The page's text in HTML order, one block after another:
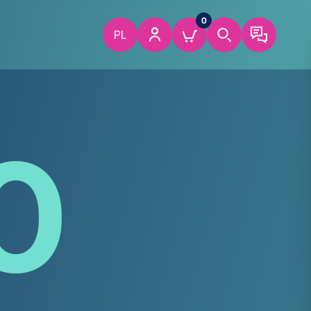
PL
0